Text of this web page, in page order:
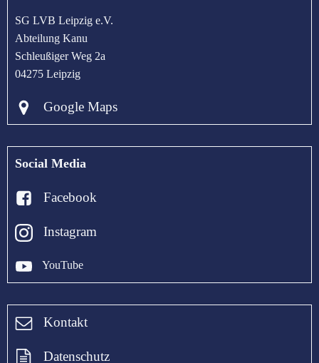
SG LVB Leipzig e.V.
Abteilung Kanu
Schleußiger Weg 2a
04275 Leipzig
Google Maps
Social Media
Facebook
Instagram
YouTube
Kontakt
Datenschutz